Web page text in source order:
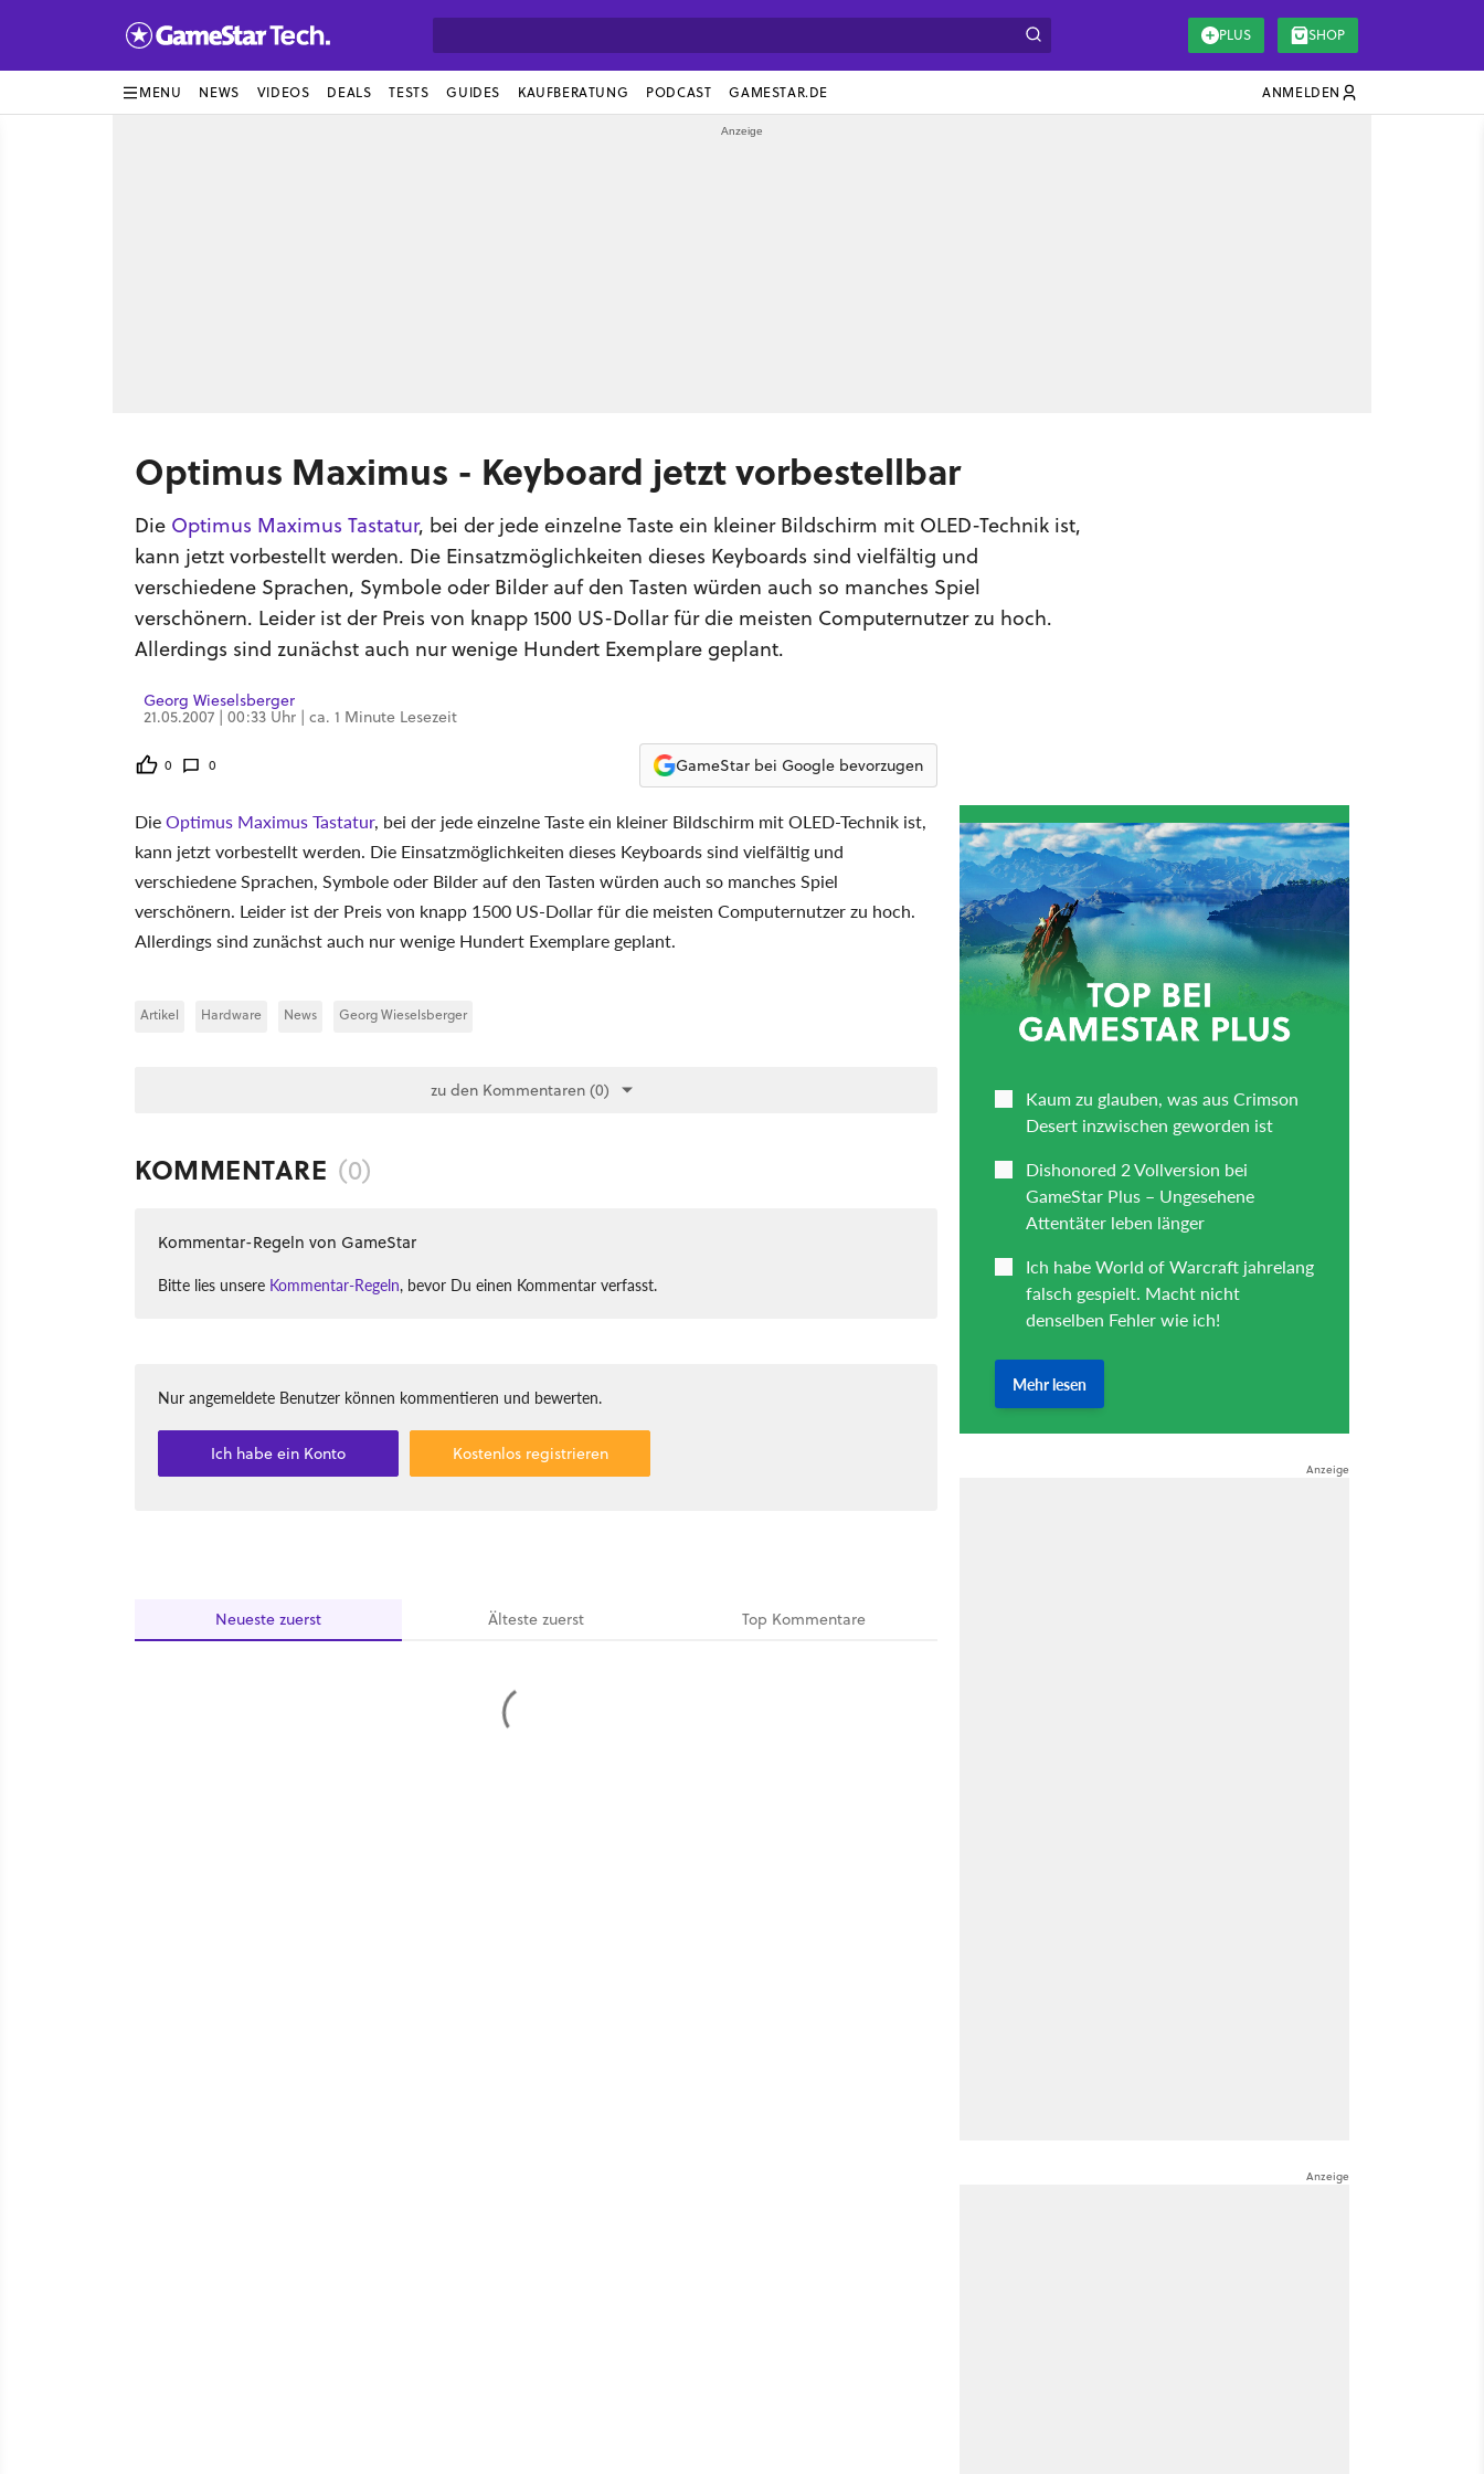
PLUS SHOP
MENU NEWS VIDEOS DEALS TESTS GUIDES KAUFBERATUNG PODCAST GAMESTAR.DE ANMELDEN
Optimus Maximus - Keyboard jetzt vorbestellbar
Die Optimus Maximus Tastatur, bei der jede einzelne Taste ein kleiner Bildschirm mit OLED-Technik ist,
kann jetzt vorbestellt werden. Die Einsatzmöglichkeiten dieses Keyboards sind vielfältig und
verschiedene Sprachen, Symbole oder Bilder auf den Tasten würden auch so manches Spiel
verschönern. Leider ist der Preis von knapp 1500 US-Dollar für die meisten Computernutzer zu hoch.
Allerdings sind zunächst auch nur wenige Hundert Exemplare geplant.
Georg Wieselsberger
21.05.2007 | 00:33 Uhr | ca. 1 Minute Lesezeit
0 0 GameStar bei Google bevorzugen
DieOptimus Maximus Tastatur, bei der jede einzelne Taste ein kleiner Bildschirm mit OLED-Technik ist,
kann jetzt vorbestellt werden. Die Einsatzmöglichkeiten dieses Keyboards sind vielfältig und
verschiedene Sprachen, Symbole oder Bilder auf den Tasten würden auch so manches Spiel
verschönern. Leider ist der Preis von knapp 1500 US-Dollar für die meisten Computernutzer zu hoch.
Allerdings sind zunächst auch nur wenige Hundert Exemplare geplant.
Artikel Hardware News Georg Wieselsberger
zu den Kommentaren (0)
KOMMENTARE (0)
Kommentar-Regeln von GameStar
Bitte lies unsere Kommentar-Regeln, bevor Du einen Kommentar verfasst.
Nur angemeldete Benutzer können kommentieren und bewerten.
Ich habe ein Konto Kostenlos registrieren
Neueste zuerst Ältestezuerst Top Kommentare